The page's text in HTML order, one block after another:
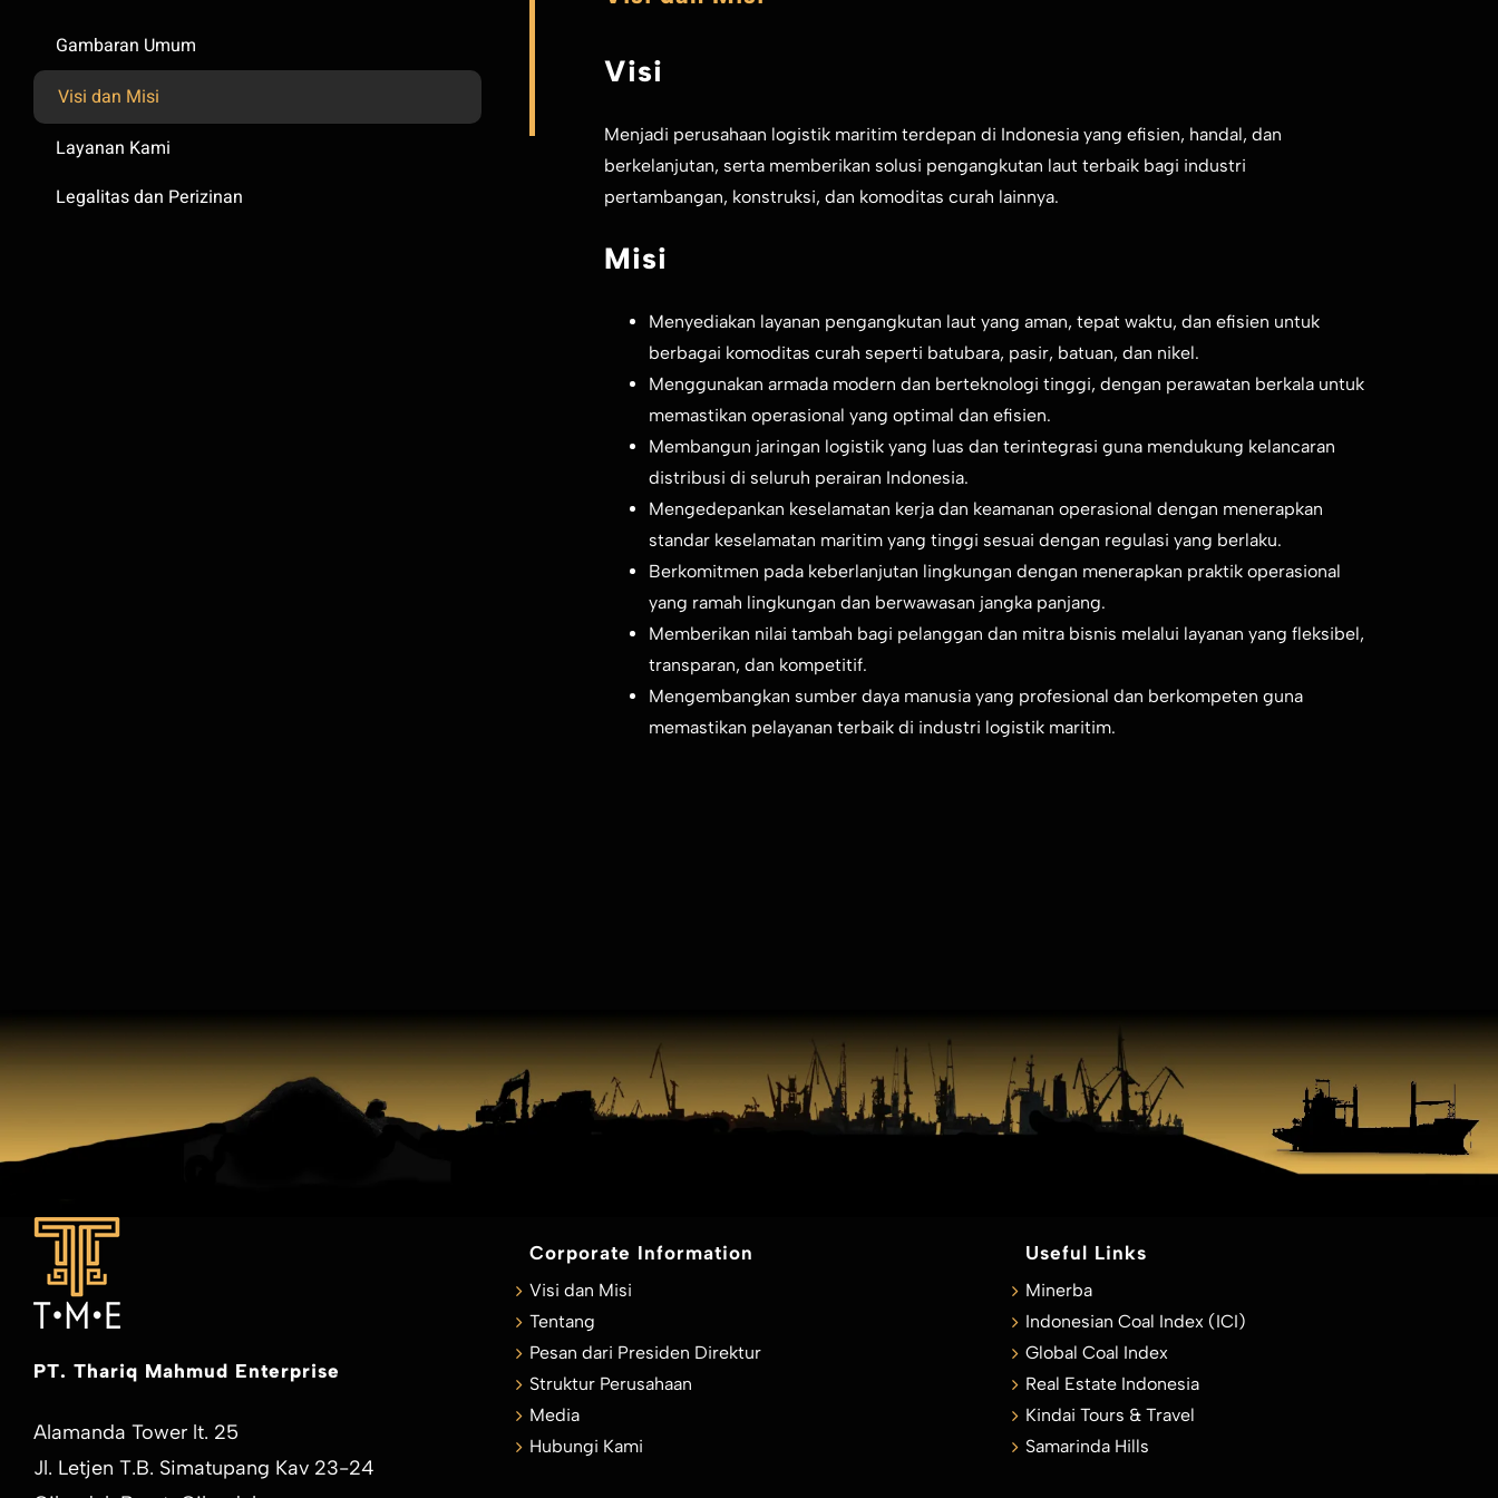
Gambaran Umum
Visi dan Misi
Layanan Kami
Legalitas dan Perizinan
Visi
Menjadi perusahaan logistik maritim terdepan di Indonesia yang efisien, handal, dan
berkelanjutan, serta memberikan solusi pengangkutan laut terbaik bagi industri
pertambangan, konstruksi, dan komoditas curah lainnya.
Misi
Menyediakan layanan pengangkutan laut yang aman, tepat waktu, dan efisien untuk
berbagai komoditas curah seperti batubara, pasir, batuan, dan nikel.
Menggunakan armada modern dan berteknologi tinggi, dengan perawatan berkala untuk
memastikan operasional yang optimal dan efisien.
Membangun jaringan logistik yang luas dan terintegrasi guna mendukung kelancaran
distribusi di seluruh perairan Indonesia.
Mengedepankan keselamatan kerja dan keamanan operasional dengan menerapkan
standar keselamatan maritim yang tinggi sesuai dengan regulasi yang berlaku.
Berkomitmen pada keberlanjutan lingkungan dengan menerapkan praktik operasional
yang ramah lingkungan dan berwawasan jangka panjang.
Memberikan nilai tambah bagi pelanggan dan mitra bisnis melalui layanan yang fleksibel,
transparan, dan kompetitif.
Mengembangkan sumber daya manusia yang profesional dan berkompeten guna
memastikan pelayanan terbaik di industri logistik maritim.
PT. Thariq Mahmud Enterprise
Alamanda Tower lt. 25
Jl. Letjen T.B. Simatupang Kav 23-24
Corporate Information
Visi dan Misi
Tentang
Pesan dari Presiden Direktur
Struktur Perusahaan
Media
Hubungi Kami
Useful Links
Minerba
Indonesian Coal Index (ICI)
Global Coal Index
Real Estate Indonesia
Kindai Tours & Travel
Samarinda Hills